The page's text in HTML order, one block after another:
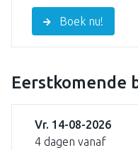
Boek nu!
Eerstkomende
Vr. 14-08-2026
4 dagen vanaf